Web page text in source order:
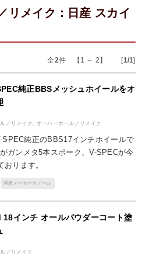
リメイク：日産 スカイ
全2件 【1 ～ 2】 [1/1]
純正BBSメッシュホイールをオ
／リメイク , オーバーホール／リメイク
SPEC純正のBBS17インチホイールで
ガンメタ5本スポーク、V-SPECが今
ります。
国産メーカーホイール
インチ オールパウダーコート塗
／リメイク